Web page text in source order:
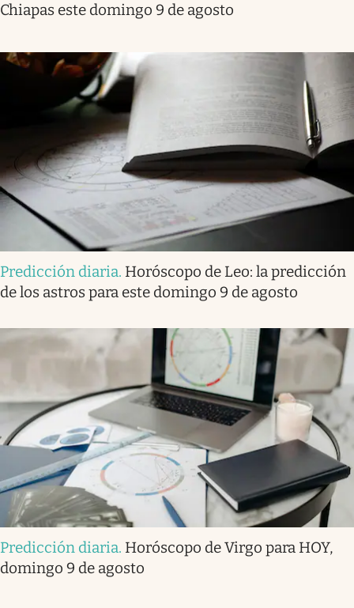
Chiapas este domingo 9 de agosto
Predicción diaria. Horóscopo de Leo: la predicción
de los astros para este domingo 9 de agosto
Predicción diaria. Horóscopo de Virgo para HOY,
domingo 9 de agosto